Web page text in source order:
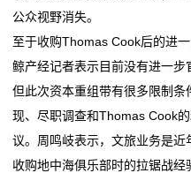
公众视野消失。
至于收购Thomas Cook后的进
鲸产经记者表示目前没有进一步
但此次资本重组带有很多限制
现、尽职调查和Thomas Cook
议。周鸣岐表示，文旅业务是
收购地中海俱乐部时的拉锯战